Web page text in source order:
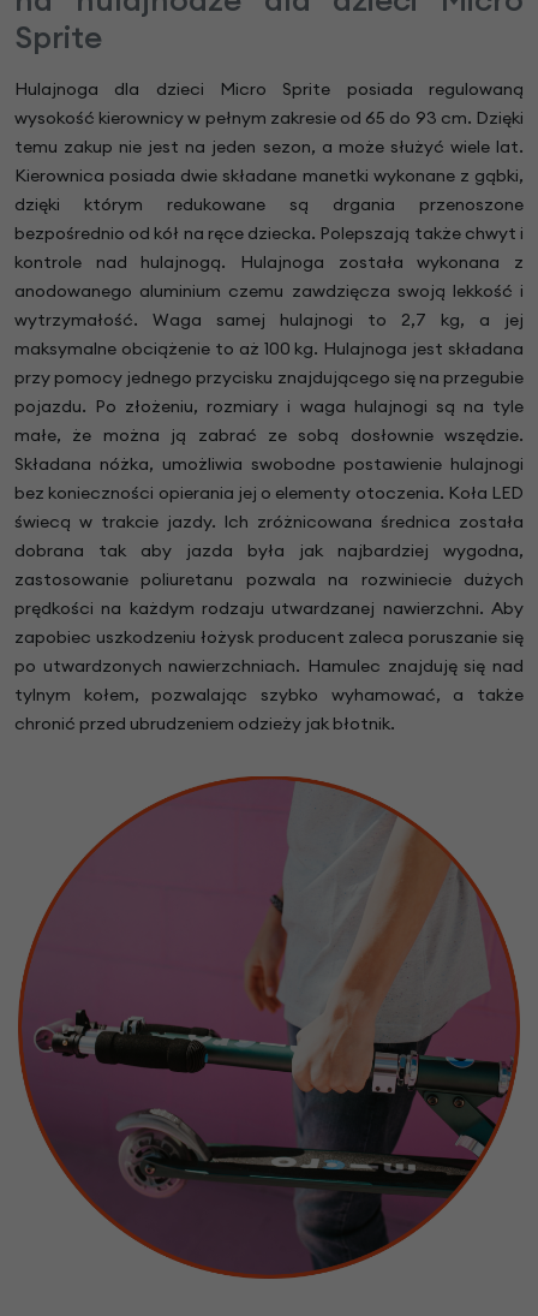
Sprite
Hulajnoga dla dzieci Micro Sprite posiada regulowaną
wysokość kierownicy w pełnym zakresie od 65 do 93 cm. Dzięki
temu zakup nie jest na jeden sezon, a może służyć wiele lat.
Kierownica posiada dwie składane manetki wykonane z gąbki,
dzięki którym redukowane są drgania przenoszone
bezpośrednio od kół na ręce dziecka. Polepszają także chwyt i
kontrole nad hulajnogą. Hulajnoga została wykonana z
anodowanego aluminium czemu zawdzięcza swoją lekkość i
wytrzymałość. Waga samej hulajnogi to 2,7 kg, a jej
maksymalne obciążenie to aż 100 kg. Hulajnoga jest składana
przy pomocy jednego przycisku znajdującego się na przegubie
pojazdu. Po złożeniu, rozmiary i waga hulajnogi są na tyle
małe, że można ją zabrać ze sobą dosłownie wszędzie.
Składana nóżka, umożliwia swobodne postawienie hulajnogi
bez konieczności opierania jej o elementy otoczenia. Koła LED
świecą w trakcie jazdy. Ich zróżnicowana średnica została
dobrana tak aby jazda była jak najbardziej wygodna,
zastosowanie poliuretanu pozwala na rozwiniecie dużych
prędkości na każdym rodzaju utwardzanej nawierzchni. Aby
zapobiec uszkodzeniu łożysk producent zaleca poruszanie się
po utwardzonych nawierzchniach. Hamulec znajduję się nad
tylnym kołem, pozwalając szybko wyhamować, a także
chronić przed ubrudzeniem odzieży jak błotnik.